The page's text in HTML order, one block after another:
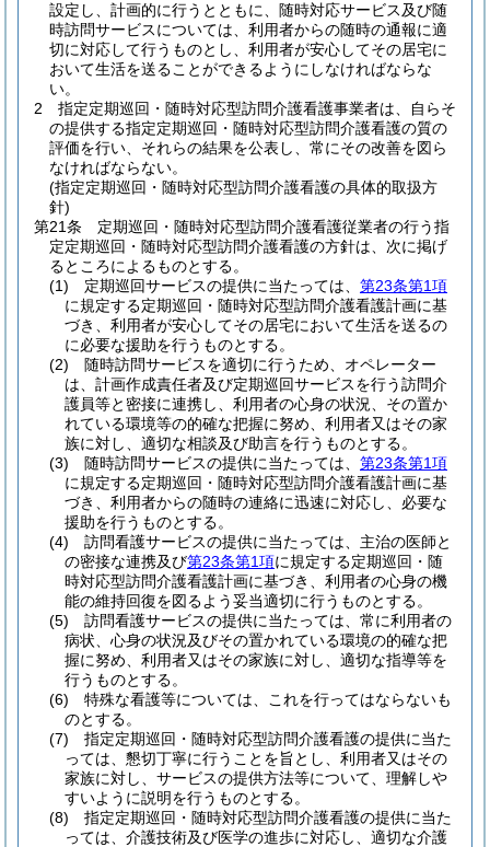
設定し、計画的に行うとともに、随時対応サービス及び随
時訪問サービスについては、利用者からの随時の通報に適
切に対応して行うものとし、利用者が安心してその居宅に
おいて生活を送ることができるようにしなければならな
い。
2
指定定期巡回・随時対応型訪問介護看護事業者は、自らそ
の提供する指定定期巡回・随時対応型訪問介護看護の質の
評価を行い、それらの結果を公表し、常にその改善を図ら
なければならない。
(指定定期巡回・随時対応型訪問介護看護の具体的取扱方
針)
第21条
定期巡回・随時対応型訪問介護看護従業者の行う指
定定期巡回・随時対応型訪問介護看護の方針は、次に掲げ
るところによるものとする。
(1)
定期巡回サービスの提供に当たっては、 第23条第1項
に規定する定期巡回・随時対応型訪問介護看護計画に基
づき、利用者が安心してその居宅において生活を送るの
に必要な援助を行うものとする。
(2)
随時訪問サービスを適切に行うため、オペレーター
は、計画作成責任者及び定期巡回サービスを行う訪問介
護員等と密接に連携し、利用者の心身の状況、その置か
れている環境等の的確な把握に努め、利用者又はその家
族に対し、適切な相談及び助言を行うものとする。
(3)
随時訪問サービスの提供に当たっては、 第23条第1項
に規定する定期巡回・随時対応型訪問介護看護計画に基
づき、利用者からの随時の連絡に迅速に対応し、必要な
援助を行うものとする。
(4)
訪問看護サービスの提供に当たっては、主治の医師と
の密接な連携及び第23条第1項に規定する定期巡回・随
時対応型訪問介護看護計画に基づき、利用者の心身の機
能の維持回復を図るよう妥当適切に行うものとする。
(5)
訪問看護サービスの提供に当たっては、常に利用者の
病状、心身の状況及びその置かれている環境の的確な把
握に努め、利用者又はその家族に対し、適切な指導等を
行うものとする。
(6)
特殊な看護等については、これを行ってはならないも
のとする。
(7)
指定定期巡回・随時対応型訪問介護看護の提供に当た
っては、懇切丁寧に行うことを旨とし、利用者又はその
家族に対し、サービスの提供方法等について、理解しや
すいように説明を行うものとする。
(8)
指定定期巡回・随時対応型訪問介護看護の提供に当た
っては、介護技術及び医学の進歩に対応し、適切な介護